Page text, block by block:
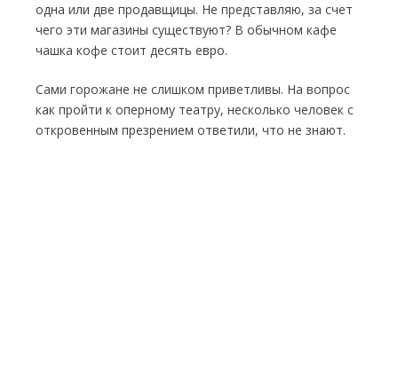
одна или две продавщицы. Не представляю, за счет
чего эти магазины существуют? В обычном кафе
чашка кофе стоит десять евро.
Сами горожане не слишком приветливы. На вопрос
как пройти к оперному театру, несколько человек с
откровенным презрением ответили, что не знают.